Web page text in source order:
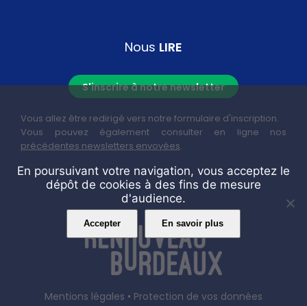
Nous LIRE
S'inscrire à notre newsletter
Vous allez être redirigé vers notre formulaire d'inscription.
Vous pouvez également consulter en ligne nos
précédentes newsletters envoyées.
Mentions légales • Protection de vos données
En poursuivant votre navigation, vous acceptez le
dépôt de cookies à des fins de mesure
d'audience.
Accepter En savoir plus